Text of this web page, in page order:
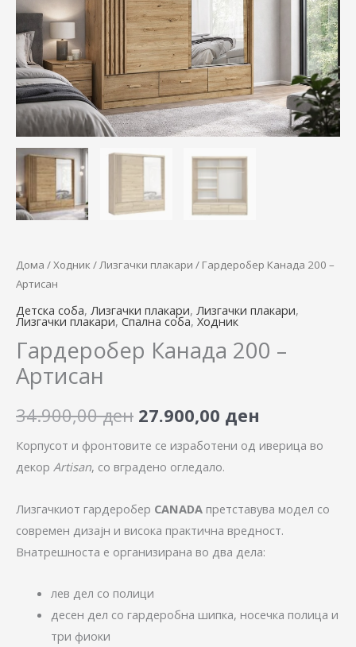
Дома /Ходник /Лизгачки плакари / Гардеробер Канада 200 –
Артисан
Детска соба, Лизгачки плакари, Лизгачки плакари,
Лизгачки плакари, Спална соба, Ходник
Гардеробер Канада 200 –
Артисан
34.900,00ден 27.900,00 ден
Корпусот и фронтовите се изработени од иверица во
декор Artisan, со вградено огледало.
Лизгачкиот гардеробер CANADA претставува модел со
современ дизајн и висока практична вредност.
Внатрешноста е организирана во два дела:
лев дел со полици
десен дел со гардеробна шипка, носечка полица и
три фиоки
количина